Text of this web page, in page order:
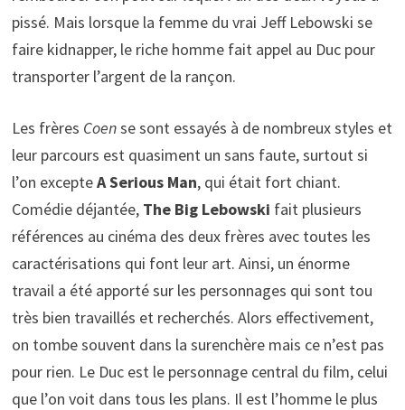
pissé. Mais lorsque la femme du vrai Jeff Lebowski se
faire kidnapper, le riche homme fait appel au Duc pour
transporter l’argent de la rançon.
Les frères Coense sont essayés à de nombreux styles et
leur parcours est quasiment un sans faute, surtout si
l’on excepteA Serious Man, qui était fort chiant.
Comédie déjantée, The Big Lebowski fait plusieurs
références au cinéma des deux frères avec toutes les
caractérisations qui font leur art. Ainsi, un énorme
travail a été apporté sur les personnages qui sont tou
très bien travaillés et recherchés. Alors effectivement,
on tombe souvent dans la surenchère mais ce n’est pas
pour rien. Le Duc est le personnage central du film, celui
que l’on voit dans tous les plans. Il est l’homme le plus